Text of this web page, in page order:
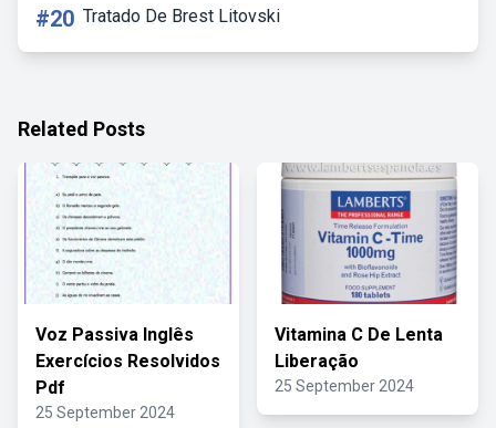
#20 Tratado De Brest Litovski
Related Posts
Voz Passiva Inglês
Exercícios Resolvidos
Pdf
25 September 2024
Vitamina C De Lenta
Liberação
25 September 2024